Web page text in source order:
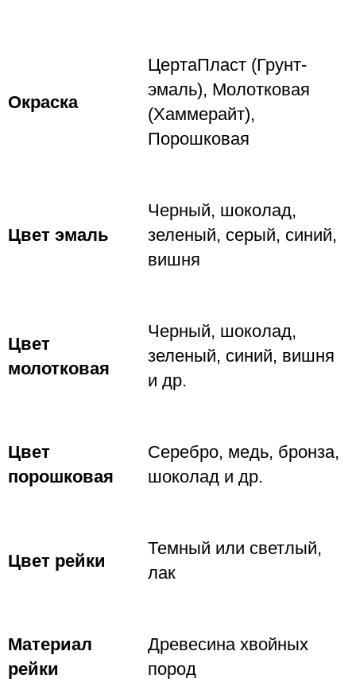
Окраска
ЦертаПласт (Грунт-
эмаль), Молотковая
(Хаммерайт),
Порошковая
Цвет эмаль
Черный, шоколад,
зеленый, серый, синий,
вишня
Цвет
молотковая
Черный, шоколад,
зеленый, синий, вишня
и др.
Цвет
порошковая
Серебро, медь, бронза,
шоколад и др.
Цвет рейки
Темный или светлый,
лак
Материал
рейки
Древесина хвойных
пород